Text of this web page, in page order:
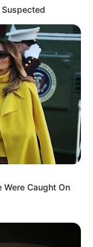
makin seksi
Suspected
Were Caught On